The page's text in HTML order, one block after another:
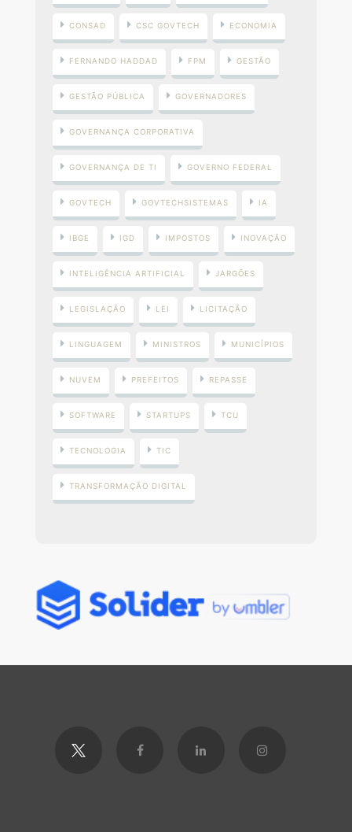
CONSAD CSC GOVTECH ECONOMIA
FERNANDO HADDAD FPM GESTÃO
GESTÃO PÚBLICA GOVERNADORES
GOVERNANÇA CORPORATIVA
GOVERNANÇA DE TI GOVERNO FEDERAL
GOVTECH GOVTECHSISTEMAS IA
IBGE IGD IMPOSTOS INOVAÇÃO
INTELIGÊNCIA ARTIFICIAL JARGÕES
LEGISLAÇÃO LEI LICITAÇÃO
LINGUAGEM MINISTROS MUNICÍPIOS
NUVEM PREFEITOS REPASSE
SOFTWARE STARTUPS TCU
TECNOLOGIA TIC
TRANSFORMAÇÃO DIGITAL